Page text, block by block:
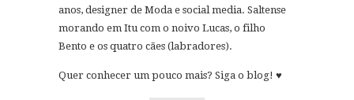
anos, designer de Moda e social media. Saltense
morando em Itu com o noivo Lucas, o filho
Bento e os quatro cães (labradores).
Quer conhecer um pouco mais? Siga o blog! ♥